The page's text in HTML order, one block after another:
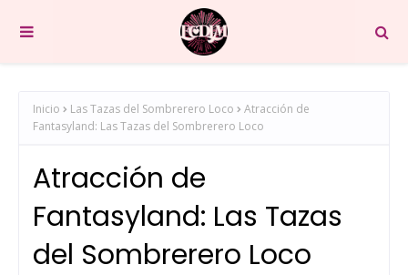
Inicio Las Tazas del Sombrerero Loco
Atracción de
Fantasyland: Las Tazas del Sombrerero Loco
Atracción de
Fantasyland: Las Tazas
del Sombrerero Loco